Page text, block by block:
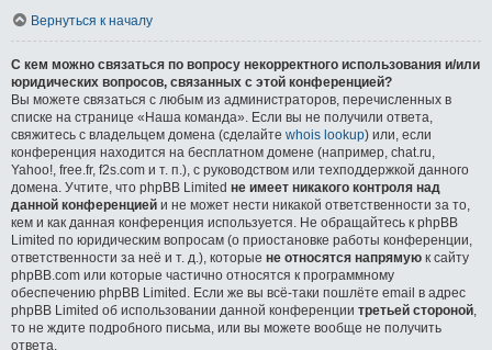
Вернуться к началу
С кем можно связаться по вопросу некорректного использования и/или
юридических вопросов, связанных с этой конференцией?
Вы можете связаться с любым из администраторов, перечисленных в
списке на странице «Наша команда». Если вы не получили ответа,
свяжитесь с владельцем домена (сделайте whois lookup) или, если
конференция находится на бесплатном домене (например, chat.ru,
Yahoo!, free.fr, f2s.com и т. п.), с руководством или техподдержкой данного
домена. Учтите, что phpBB Limited не имеет никакого контроля над
данной конференцией и не может нести никакой ответственности за то,
кем и как данная конференция используется. Не обращайтесь к phpBB
Limited по юридическим вопросам (о приостановке работы конференции,
ответственности за неё и т. д.), которые не относятся напрямую к сайту
phpBB.com или которые частично относятся к программному
обеспечению phpBB Limited. Если же вы всё-таки пошлёте email в адрес
phpBB Limited об использовании данной конференции третьей стороной
то не ждите подробного письма, или вы можете вообще не получить
ответа.